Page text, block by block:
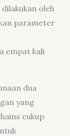
oleh
parameter
empat kali
dua
yang
cukup